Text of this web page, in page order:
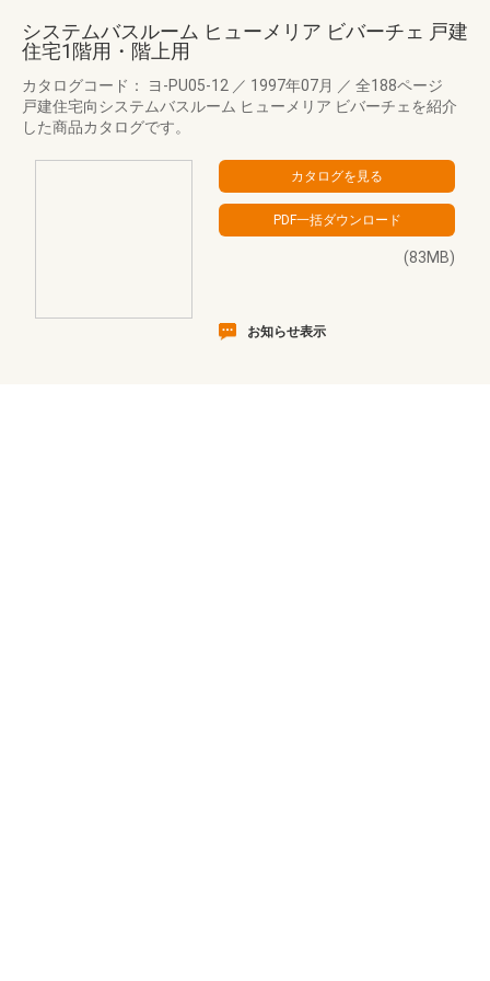
システムバスルーム ヒューメリア ビバーチェ 戸建
住宅1階用・階上用
カタログコード： ヨ-PU05-12 ／ 1997年07月 ／ 全188ページ
戸建住宅向システムバスルーム ヒューメリア ビバーチェを紹介
した商品カタログです。
(83MB)
お知らせ表示